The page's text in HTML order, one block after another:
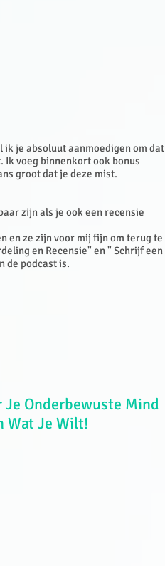
ik je absoluut aanmoedigen om dat
Ik voeg binnenkort ook bonus
groot dat je deze mist.
zijn als je ook een recensie
en ze zijn voor mij fijn om terug te
en Recensie" en " Schrijf een
de podcast is.
Je Onderbewuste Mind
Wat Je Wilt!